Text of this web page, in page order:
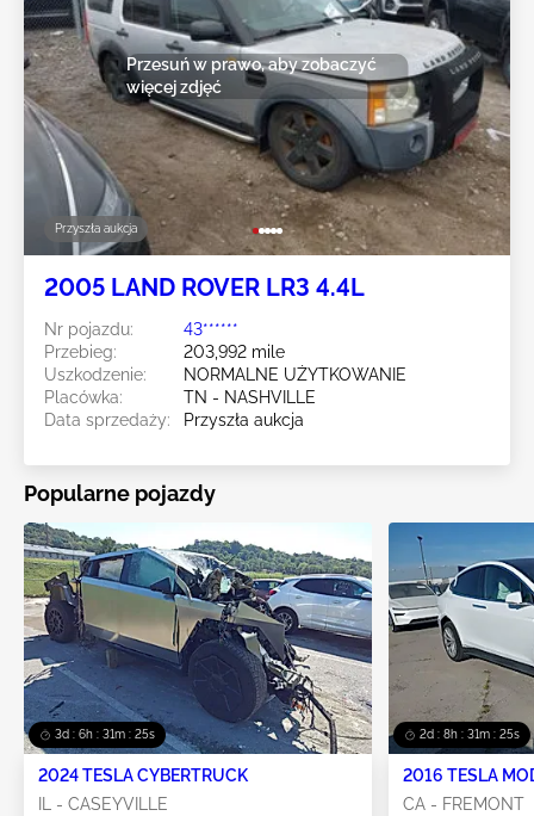
Przyszła aukcja
Przesuń w prawo, aby zobaczyć
więcej zdjęć
2005 LAND ROVER LR3 4.4L
Nr pojazdu:
43******
Przebieg:
203,992 mile
Uszkodzenie:
NORMALNE UŻYTKOWANIE
Placówka:
TN - NASHVILLE
Data sprzedaży:
Przyszła aukcja
Popularne pojazdy
3d : 6h : 31m : 23s
2024 TESLA CYBERTRUCK
IL - CASEYVILLE
2d : 8h : 31m : 23s
2016 TESLA
CA - FREMONT